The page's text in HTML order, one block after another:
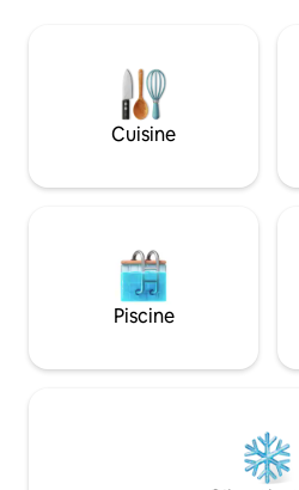
extérieur est idéal pour se
Profitez d'une connexion Wi-Fi
d'une cuisine entièrement
d'un accès facile aux magasins à
cet endroit idéal.
Cuisine
Piscine